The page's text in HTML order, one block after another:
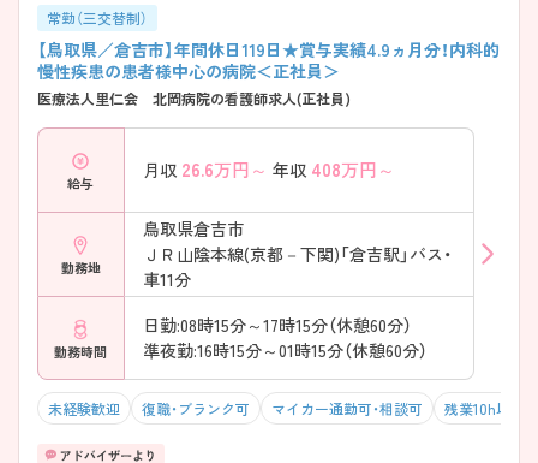
常勤（三交替制）
【鳥取県／倉吉市】年間休日119日★賞与実績4.9ヵ月分！内科的
慢性疾患の患者様中心の病院＜正社員＞
医療法人里仁会 北岡病院の看護師求人(正社員)
給与
月収 26.6万円～ 年収 408万円～
勤務地
鳥取県倉吉市
ＪＲ山陰本線(京都－下関)「倉吉駅」バス・
車11分
勤務時間
日勤:08時15分～17時15分（休憩60分）
準夜勤:16時15分～01時15分（休憩60分）
未経験歓迎 復職・ブランク可 マイカー通勤可・相談可 残業10h以下（